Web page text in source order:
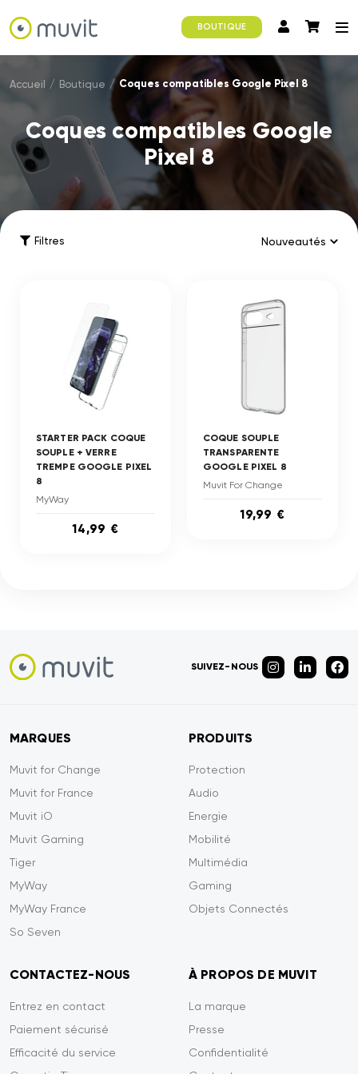
BOUTIQUE
Accueil / Boutique / Coques compatibles Google Pixel 8
Coques compatibles Google
Pixel 8
Filtres
STARTER PACK COQUE
SOUPLE + VERRE
TREMPE GOOGLE PIXEL
8
MyWay
14,99 €
COQUE SOUPLE
TRANSPARENTE
GOOGLE PIXEL 8
Muvit For Change
19,99 €
SUIVEZ-NOUS
MARQUES
Muvit for Change
Muvit for France
Muvit iO
Muvit Gaming
Tiger
MyWay
MyWay France
So Seven
PRODUITS
Protection
Audio
Energie
Mobilité
Multimédia
Gaming
Objets Connectés
CONTACTEZ-NOUS
Entrez en contact
Paiement sécurisé
Efficacité du service
À PROPOS DE MUVIT
La marque
Presse
Confidentialité